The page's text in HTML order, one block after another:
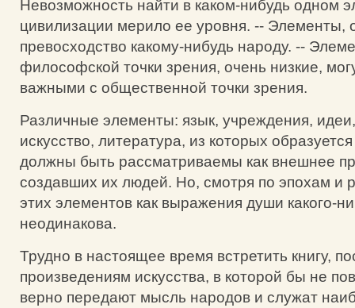
Невозможность найти в каком-нибудь одном
цивилизации мерило ее уровня. -- Элементы,
превосходство какому-нибудь народу. --
философской точки зрения, очень низкие,
важными с общественной точки зрения.
Различные элементы: язык, учреждения,
искусство, литература, из которых
должны быть рассматриваемы как внешнее
создавших их людей. Но, смотря по эпохам и
этих элементов как выражения души какого-
неодинакова.
Трудно в настоящее время встретить книгу,
произведениям искусства, в которой бы не
верно передают мысль народов и служат